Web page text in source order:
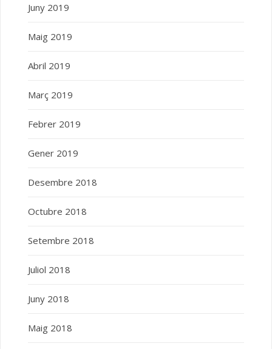
Juny 2019
Maig 2019
Abril 2019
Març 2019
Febrer 2019
Gener 2019
Desembre 2018
Octubre 2018
Setembre 2018
Juliol 2018
Juny 2018
Maig 2018